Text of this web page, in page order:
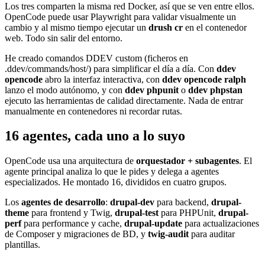
Los tres comparten la misma red Docker, así que se ven entre ellos.
OpenCode puede usar Playwright para validar visualmente un
cambio y al mismo tiempo ejecutar un drush cr en el contenedor
web. Todo sin salir del entorno.
He creado comandos DDEV custom (ficheros en
.ddev/commands/host/) para simplificar el día a día. Con ddev
opencode abro la interfaz interactiva, con ddev opencode ralph
lanzo el modo autónomo, y con ddev phpunit o ddev phpstan
ejecuto las herramientas de calidad directamente. Nada de entrar
manualmente en contenedores ni recordar rutas.
16 agentes, cada uno a lo suyo
OpenCode usa una arquitectura de orquestador + subagentes. El
agente principal analiza lo que le pides y delega a agentes
especializados. He montado 16, divididos en cuatro grupos.
Los agentes de desarrollo: drupal-dev para backend, drupal-
theme para frontend y Twig, drupal-test para PHPUnit, drupal-
perfpara performance y cache, drupal-update para actualizaciones
de Composer y migraciones de BD, y twig-audit para auditar
plantillas.